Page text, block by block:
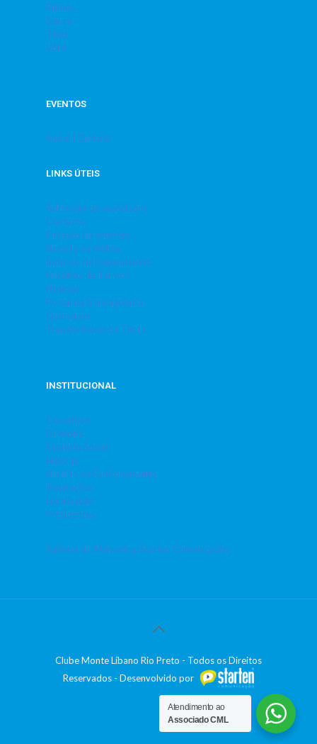
Ritmos
Sinuca
Tênis
Vôlei
EVENTOS
Social | Cultural
LINKS ÚTEIS
Admissão de associados
Contatos
Emissão de convites
Horário de ônibus
Inclusão de Dependentes
Modelos de Termos
Notícias
Portal da transparência
Quiosques
Transferências de Título
INSTITUCIONAL
Conselhos
Diretoria
Estatuto Social
História
Horário de Funcionamento
Instalações
Localização
Presidentes
Agência de Marketing: Starten Comunicação
Clube Monte Líbano Rio Preto - Todos os Direitos
Reservados - Desenvolvido por
Atendimento ao
Associado CML